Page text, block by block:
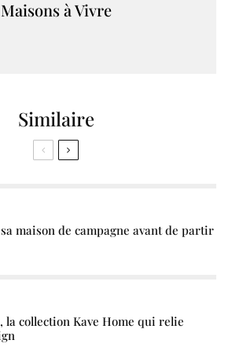
Maisons à Vivre
Similaire
maison de campagne avant de partir
la collection Kave Home qui relie